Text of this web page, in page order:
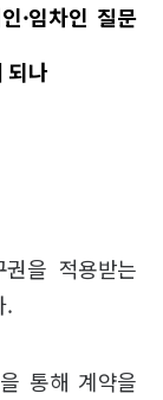
·임차인 질문
되나
을 적용받는
.
통해 계약을